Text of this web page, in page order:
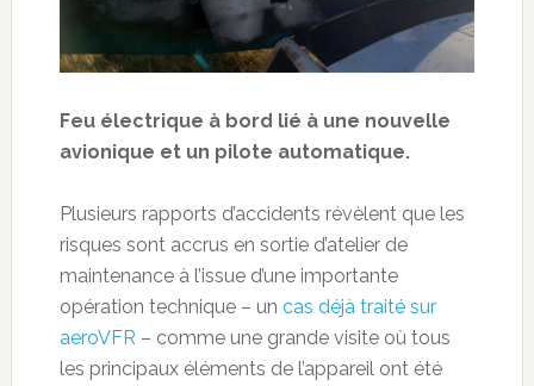
Feu électrique à bord lié à une nouvelle
avionique et un pilote automatique.
Plusieurs rapports d’accidents révèlent que les
risques sont accrus en sortie d’atelier de
maintenance à l’issue d’une importante
opération technique – un cas déjà traité sur
aeroVFR – comme une grande visite où tous
les principaux éléments de l’appareil ont été